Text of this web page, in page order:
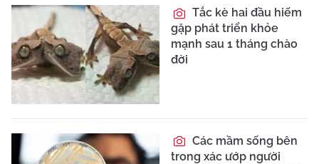
Tắc kè hai đầu hiếm
gặp phát triển khỏe
mạnh sau 1 tháng chào
đời
Các mầm sống bên
trong xác ướp người